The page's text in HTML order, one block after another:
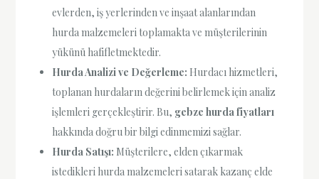
evlerden, iş yerlerinden ve inşaat alanlarından
hurda malzemeleri toplamakta ve müşterilerinin
yükünü hafifletmektedir.
Hurda Analizi ve Değerleme: Hurdacı hizmetleri,
toplanan hurdaların değerini belirlemek için analiz
işlemleri gerçekleştirir. Bu, gebze hurda fiyatları
hakkında doğru bir bilgi edinmemizi sağlar.
Hurda Satışı: Müşterilere, elden çıkarmak
istedikleri hurda malzemeleri satarak kazanç elde